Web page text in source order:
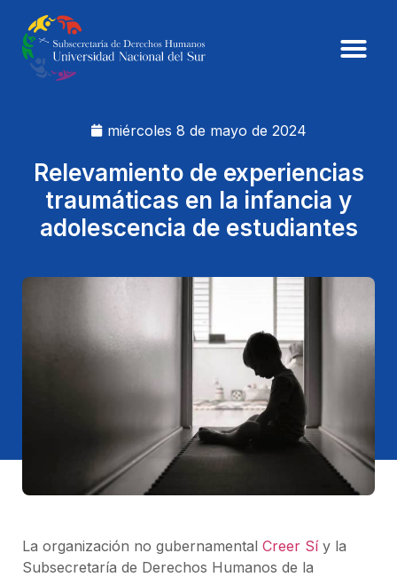
miércoles 8 de mayo de 2024
Relevamiento de experiencias
traumáticas en la infancia y
adolescencia de estudiantes
La organización no gubernamental Creer Síy la
Subsecretaría de Derechos Humanos de la